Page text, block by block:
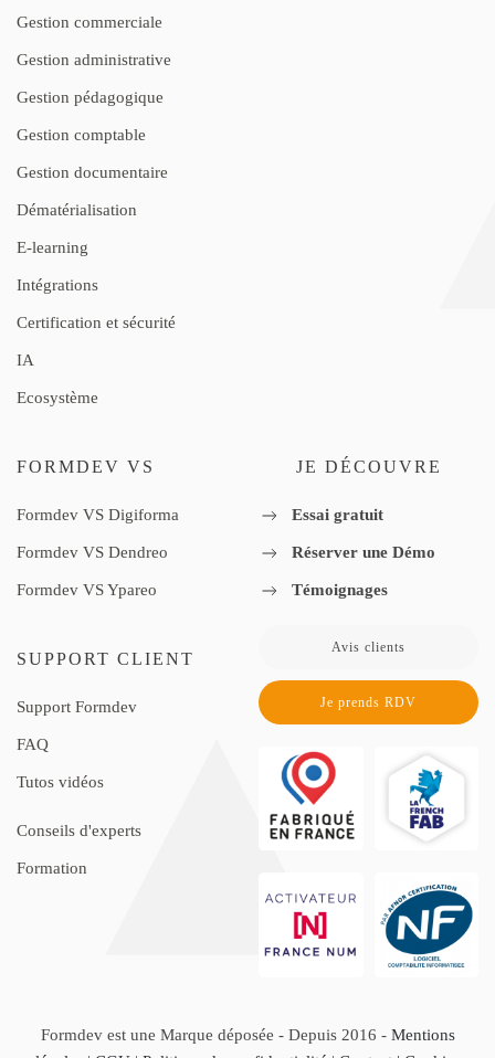
Gestion commerciale
Gestion administrative
Gestion pédagogique
Gestion comptable
Gestion documentaire
Dématérialisation
E-learning
Intégrations
Certification et sécurité
IA
Ecosystème
FORMDEV VS
Formdev VS Digiforma
Formdev VS Dendreo
Formdev VS Ypareo
SUPPORT CLIENT
Support Formdev
FAQ
Tutos vidéos
Conseils d'experts
Formation
JE DÉCOUVRE
Essai gratuit
Réserver une Démo
Témoignages
Avis clients
Je prends RDV
Formdev est une Marque déposée - Depuis 2016 - Mentions